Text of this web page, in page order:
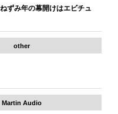
ずみ年の幕開けはエビチュ
other
Martin Audio